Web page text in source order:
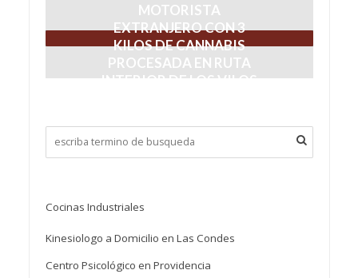
MOTORISTA
EXTRANJERO CON 3
KILOS DE CANNABIS
PROCESADA EN RUTA
INTERIOR DE LOS VILOS
Cocinas Industriales
Kinesiologo a Domicilio en Las Condes
Centro Psicológico en Providencia